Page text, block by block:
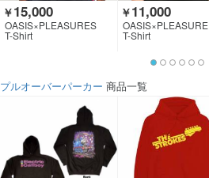
￥15,000
OASIS×PLEASURES
T-Shirt
￥11,000
OASIS×PLEASURE
T-Shirt
プルオーバーパーカー 商品一覧